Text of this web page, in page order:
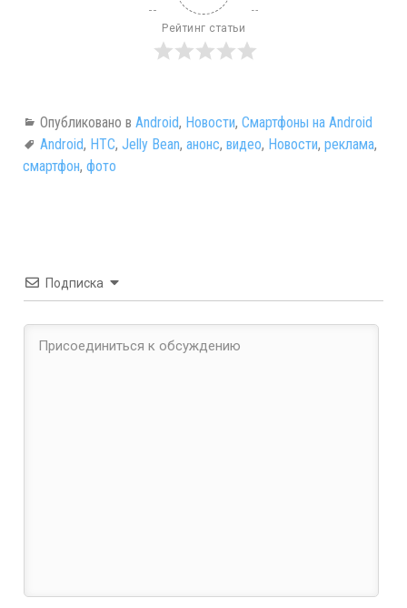
Рейтинг статьи
Опубликовано в Android, Новости, Смартфоны на Android
Android, HTC, Jelly Bean, анонс, видео, Новости, реклама,
смартфон, фото
Подписка